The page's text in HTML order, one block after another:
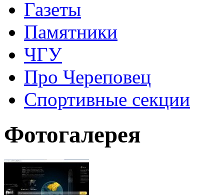
Газеты
Памятники
ЧГУ
Про Череповец
Спортивные секции
Фотогалерея